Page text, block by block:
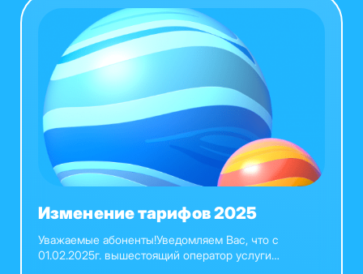
Изменение тарифов 2025
Уважаемые абоненты!Уведомляем Вас, что с
01.02.2025г. вышестоящий оператор услуги